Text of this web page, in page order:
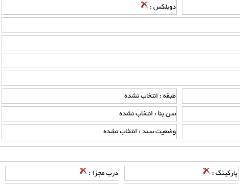
دوبلکس :
طبقه : انتخاب نشده
سن بنا : انتخاب نشده
وضعیت سند : انتخاب نشده
پارکینگ :
درب مجزا :